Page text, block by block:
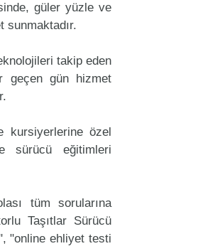
güler yüzle ve
sunmaktadır.
takip eden
geçen gün hizmet
kursiyerlerine özel
sürücü eğitimleri
tüm sorularına
Taşıtlar Sürücü
"online ehliyet testi